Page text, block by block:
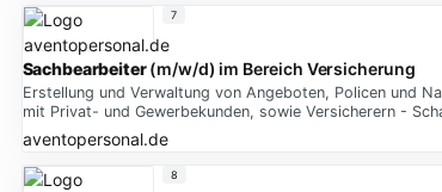
Sachbearbeiter(m/w/d) im Bereich Versicherung
Erstellung und Verwaltung von Angeboten, Policen und
mit Privat- und Gewerbekunden, sowie Versicherern -
aventopersonal.de
7
8